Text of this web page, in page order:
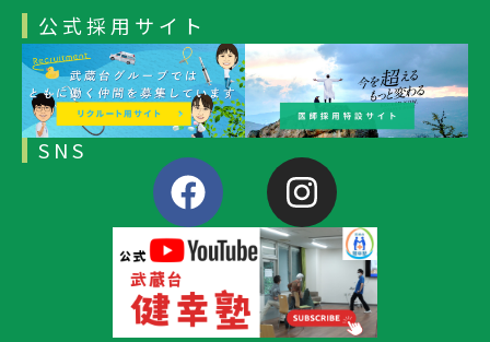
公式採用サイト
SNS
F
a
c
e
b
I
n
s
t
a